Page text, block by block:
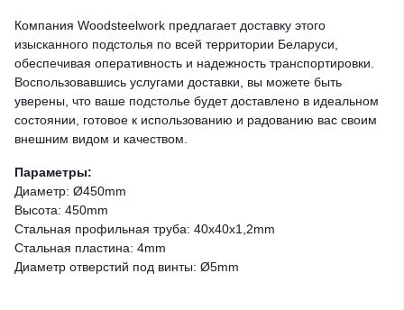
Компания Woodsteelwork предлагает доставку этого
изысканного подстолья по всей территории Беларуси,
обеспечивая оперативность и надежность транспортировки.
Воспользовавшись услугами доставки, вы можете быть
уверены, что ваше подстолье будет доставлено в идеальном
состоянии, готовое к использованию и радованию вас своим
внешним видом и качеством.
Параметры:
Диаметр: Ø450mm
Высота: 450mm
Стальная профильная труба: 40x40x1,2mm
Стальная пластина: 4mm
Диаметр отверстий под винты: Ø5mm